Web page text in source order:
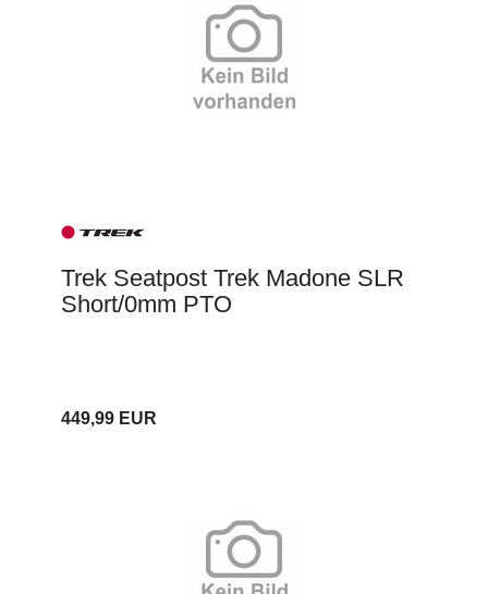
Trek Seatpost Trek Madone SLR
Short/0mm PTO
449,99 EUR